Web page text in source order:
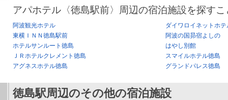
アパホテル〈徳島駅前〉周辺の宿泊施設を探す
阿波観光ホテル
ダイワロイネットホ
東横ＩＮＮ徳島駅前
阿波の国昴宿よしの
ホテルサンルート徳島
はやし別館
ＪＲホテルクレメント徳島
スマイルホテル徳島
アグネスホテル徳島
グランドパレス徳島
徳島駅周辺のその他の宿泊施設